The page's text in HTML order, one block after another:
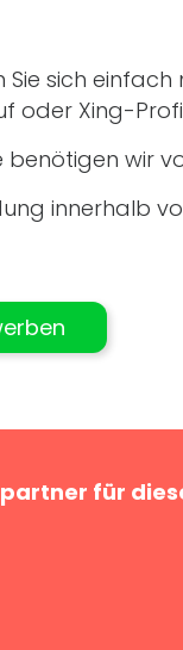
Sie sich einfach
oder Xing-
benötigen wir
innerhalb
für